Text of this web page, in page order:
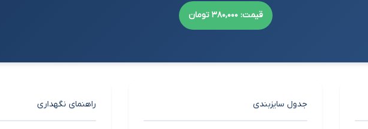
قیمت: 380,000 تومان
جدول سایزبندی راهنمای نگهداری